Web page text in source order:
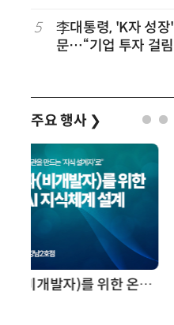
5
李대통령, 'K자 성장
문…“기업 투자 걸
주요 행사 ❯